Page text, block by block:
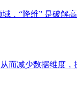
，“降维” 是破
减少数据维度